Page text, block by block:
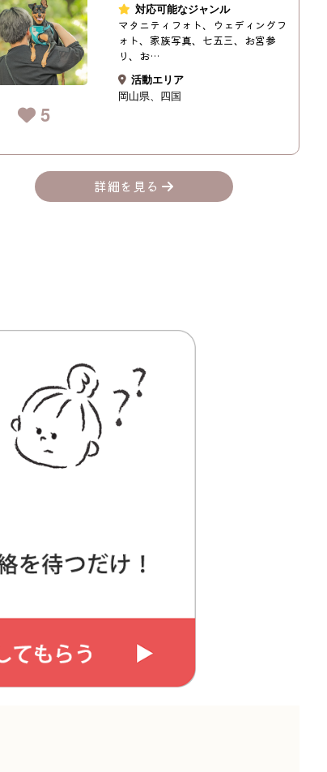
5
対応可能なジャンル
マタニティフォト、ウェディングフ
ォト、家族写真、七五三、お宮参
り、お…
活動エリア
岡山県
四国
詳細を見る